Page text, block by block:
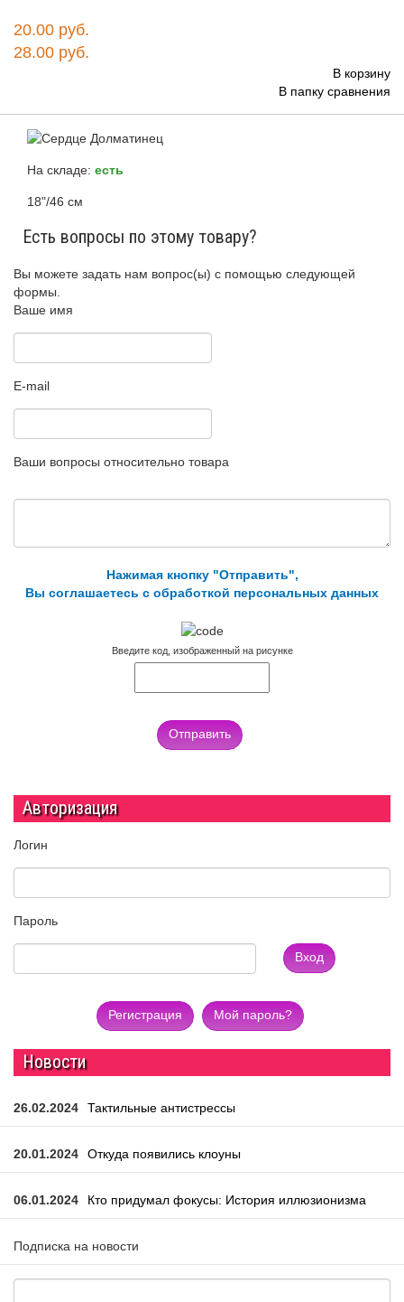
20.00 руб.
28.00 руб.
В корзину
В папку сравнения
На складе: есть
18"/46 см
Есть вопросы по этому товару?
Вы можете задать нам вопрос(ы) с помощью следующей
формы.
Ваше имя
E-mail
Ваши вопросы относительно товара
Нажимая кнопку "Отправить",
Вы соглашаетесь с обработкой персональных данных
Введите код, изображенный на рисунке
Отправить
Авторизация
Логин
Пароль
Вход
Регистрация Мой пароль?
Новости
26.02.2024 Тактильные антистрессы
20.01.2024 Откуда появились клоуны
06.01.2024 Кто придумал фокусы: История иллюзионизма
Подписка на новости